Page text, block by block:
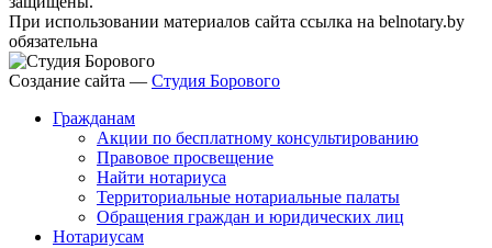
При использовании материалов сайта ссылка на belnotary.by
обязательна
Создание сайта — Студия Борового
Гражданам
Акции по бесплатному консультированию
Правовое просвещение
Найти нотариуса
Территориальные нотариальные палаты
Обращения граждан и юридических лиц
Нотариусам